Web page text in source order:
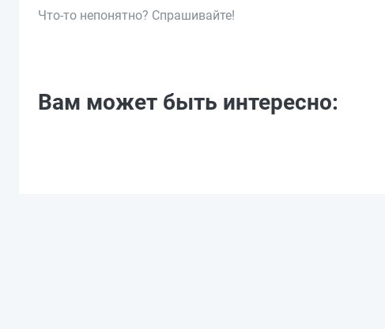
Что-то непонятно? Спрашивайте!
Вам может быть интересно: